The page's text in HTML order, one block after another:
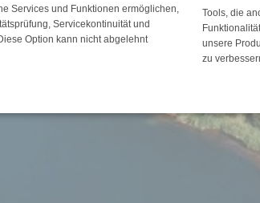
Services und Funktionen ermöglichen,
Servicekontinuität und
Option kann nicht abgelehnt
Tools, die
unsere
zu